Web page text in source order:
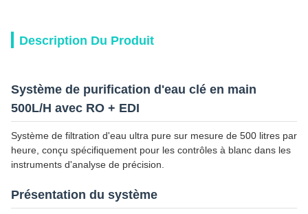
Description Du Produit
Système de purification d'eau clé en main
500L/H avec RO + EDI
Système de filtration d'eau ultra pure sur mesure de 500 litres par
heure, conçu spécifiquement pour les contrôles à blanc dans les
instruments d'analyse de précision.
Présentation du système